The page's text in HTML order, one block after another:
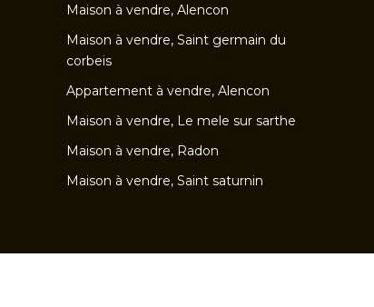
Maison à vendre, Alencon
Maison à vendre, Saint germain du
corbeis
Appartement à vendre, Alencon
Maison à vendre, Le mele sur sarthe
Maison à vendre, Radon
Maison à vendre, Saint saturnin